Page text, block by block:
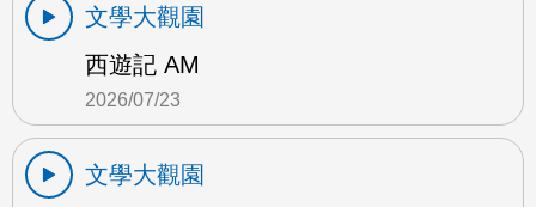
文學大觀園
西遊記 AM
2026/07/23
文學大觀園